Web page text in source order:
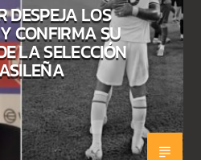
DESPEJA LOS
CONFIRMA SU
LA SELECCIÓN